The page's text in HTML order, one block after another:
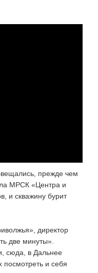
прежде чем
МРСК «Центра и
и скважину бурит
директор
две минуты».
сюда, в Дальнее
посмотреть и себя